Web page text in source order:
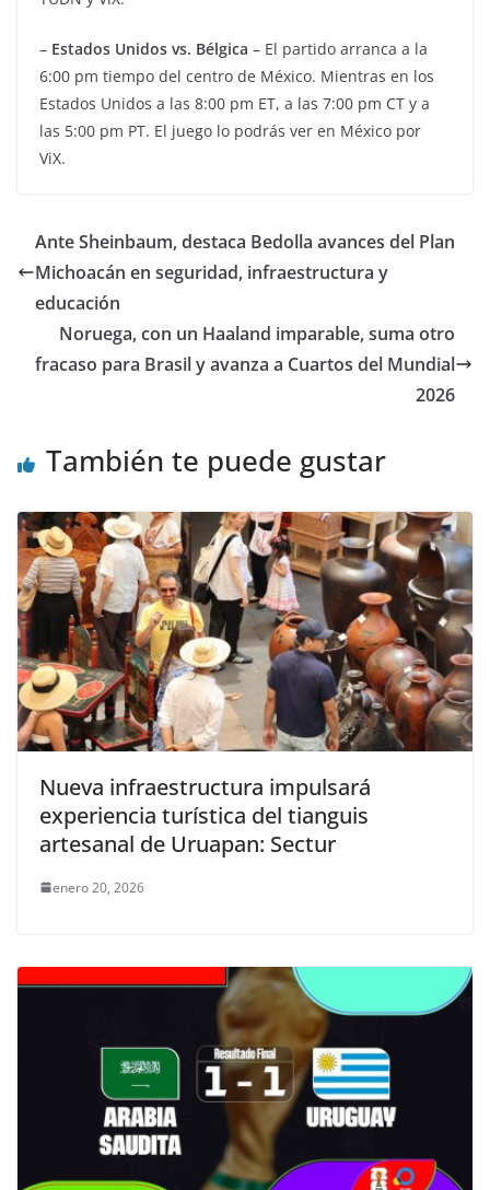
– Estados Unidos vs. Bélgica – El partido arranca a la
6:00 pm tiempo del centro de México. Mientras en los
Estados Unidos a las 8:00 pm ET, a las 7:00 pm CT y a
las 5:00 pm PT. El juego lo podrás ver en México por
ViX.
Ante Sheinbaum, destaca Bedolla avances del Plan
Michoacán en seguridad, infraestructura y
educación
Noruega, con un Haaland imparable, suma otro
fracaso para Brasil y avanza a Cuartos del Mundial
2026
También te puede gustar
Nueva infraestructura impulsará
experiencia turística del tianguis
artesanal de Uruapan: Sectur
enero 20, 2026